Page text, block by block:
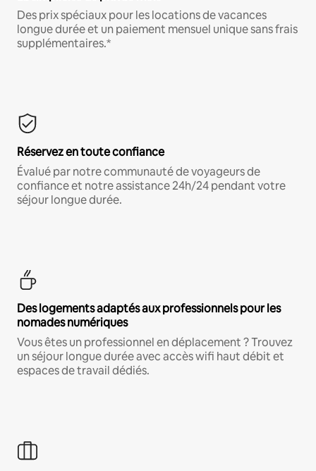
Des prix spéciaux pour les locations de vacances
longue durée et un paiement mensuel unique sans frais
supplémentaires.*
Réservez en toute confiance
Évalué par notre communauté de voyageurs de
confiance et notre assistance 24h/24 pendant votre
séjour longue durée.
Des logements adaptés aux professionnels pour les
nomades numériques
Vous êtes un professionnel en déplacement ? Trouvez
un séjour longue durée avec accès wifi haut débit et
espaces de travail dédiés.